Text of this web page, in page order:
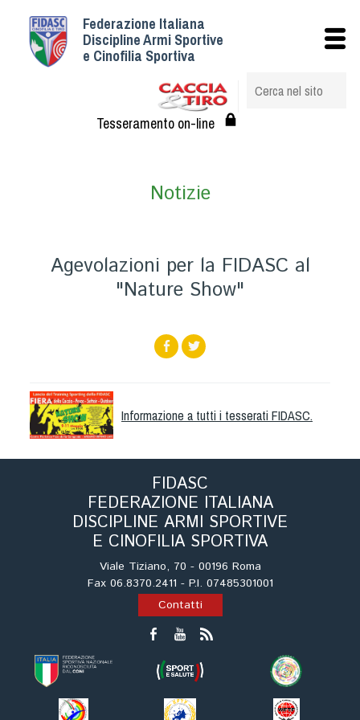
Federazione Italiana
Discipline Armi Sportive
e Cinofilia Sportiva
Tesseramento on-line
Notizie
Agevolazioni per la FIDASC al
"Nature Show"
Informazione a tutti i tesserati FIDASC.
FIDASC
FEDERAZIONE ITALIANA
DISCIPLINE ARMI SPORTIVE
E CINOFILIA SPORTIVA
Viale Tiziano, 70 - 00196 Roma
Fax 06.8370.2411 - P.I. 07485301001
Contatti
Istituzionale
Struttura
Albo Veterinari federali
Statuto e Regolamenti
Assicurazione
Convenzioni
Tesserati
Albo Fornitori
Scuole Federali
Direttori di Gara
Formazione
Calendario Manifestazioni
Organi di Giustizia - Dispositivi
Albo Atleti Cinofili
Guida Locandine Ufficiali
Tiro di Campagna
English e Training Sporting